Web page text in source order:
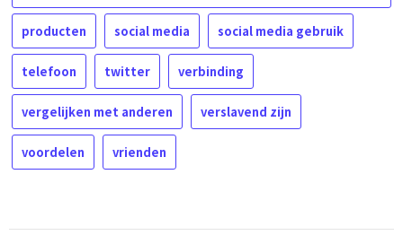
producten social media social media gebruik
telefoon twitter verbinding
vergelijken met anderen verslavend zijn
voordelen vrienden